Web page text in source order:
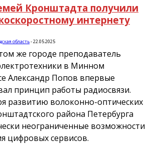
Кронштадта получили
интернету
область-22.05.2025
же городе преподаватель
в Минном
Александр Попов впервые
принцип работы радиосвязи.
развитию волоконно-оптических
района Петербурга
неограниченные возможности
цифровых сервисов.